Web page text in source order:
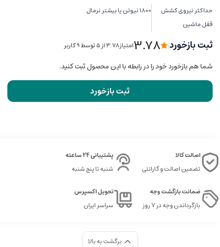
حداکثر نیروی کشش
قفل ماشین
1800 نیوتن یا بیشتر نرمال.
ثبت بازخورد|
3.78امتیاز3.78 از ۵ توسط 9 کاربر
شما هم بازخورد خود را در رابطه با این محصول ثبت کنید.
ثبت بازخورد
اصالت کالا
تضمین اصالت و گارانتی
پشتیبانی 24 ساعته
شنبه تا پنج شنبه
ضمانت بازگشت وجه
بازگرداندن وجه در ۷ روز
تحویل اکسپرس
سراسر ایران
برگشت به بالا